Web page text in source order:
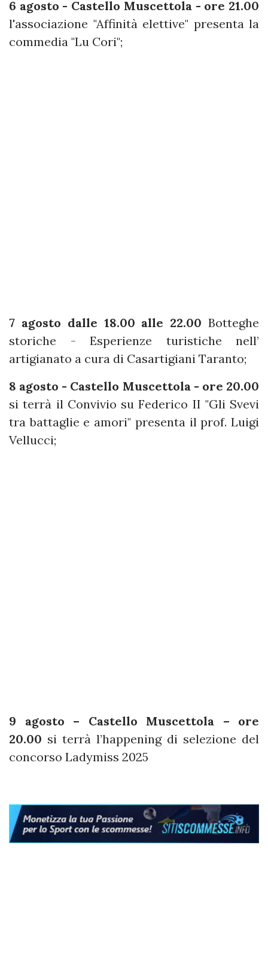
6 agosto - Castello Muscettola - ore 21.00
l'associazione "Affinità elettive" presenta la
commedia "Lu Cori";
7 agosto dalle 18.00 alle 22.00 Botteghe
storiche - Esperienze turistiche nell’
artigianato a cura di Casartigiani Taranto;
8 agosto - Castello Muscettola - ore 20.00
si terrà il Convivio su Federico II "Gli Svevi
tra battaglie e amori" presenta il prof. Luigi
Vellucci;
9 agosto – Castello Muscettola – ore
20.00 si terrà l’happening di selezione del
concorso Ladymiss 2025